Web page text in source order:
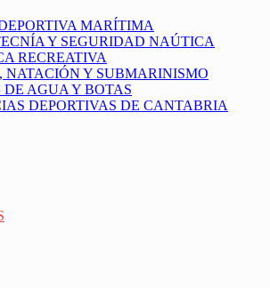
MARÍTIMA
Y SEGURIDAD NAÚTICA
RECREATIVA
NATACIÓN Y SUBMARINISMO
DE AGUA Y BOTAS
DEPORTIVAS DE CANTABRIA